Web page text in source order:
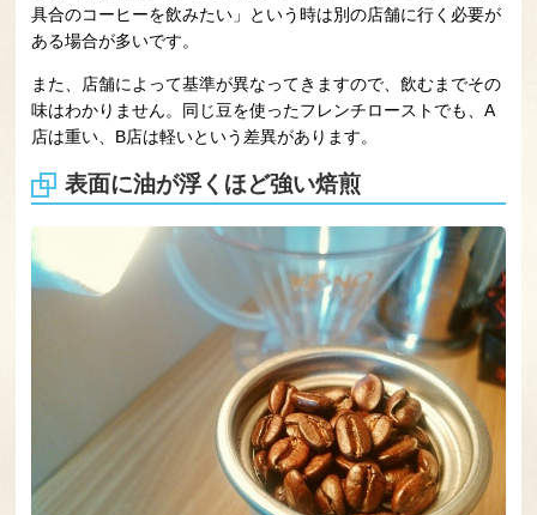
具合のコーヒーを飲みたい」という時は別の店舗に行く必要が
ある場合が多いです。
また、店舗によって基準が異なってきますので、飲むまでその
味はわかりません。同じ豆を使ったフレンチローストでも、A
店は重い、B店は軽いという差異があります。
表面に油が浮くほど強い焙煎